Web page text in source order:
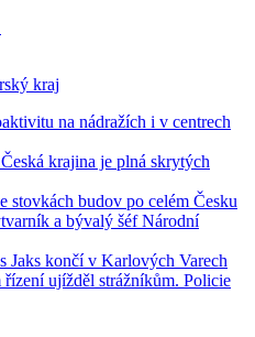
kraj
na nádražích i v centrech
krajina je plná skrytých
stovkách budov po celém Česku
a bývalý šéf Národní
Jaks končí v Karlových Varech
ujížděl strážníkům. Policie